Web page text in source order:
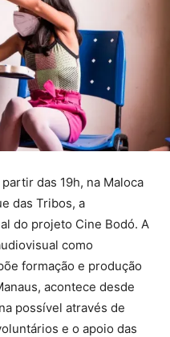
das 19h, na Maloca
das Tribos, a
do projeto Cine Bodó. A
como
formação e produção
acontece desde
possível através de
e o apoio das